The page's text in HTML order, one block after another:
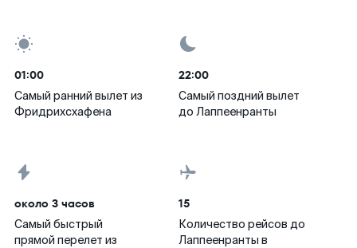
01:00
Самый ранний вылет из
Фридрихсхафена
22:00
Самый поздний вылет
до Лаппеенранты
около 3 часов
Самый быстрый
прямой перелет из
15
Количество рейсов до
Лаппеенранты в